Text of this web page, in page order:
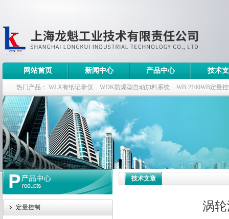
网站首页 新闻中心 产品中心 技术
热门产品： WLX有纸记录仪 WDK防爆型自动加料系统 WB-2100WB定量
WDK流量定量控制柜 WB-2100定量装车控制仪
定量控制
技术文章
涡